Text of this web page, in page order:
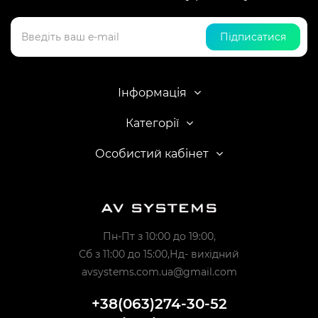
Підписатися
Інформація
Категорії
Особистий кабінет
Пн-Пт з 10:00 до 19:00,
Сб з 11:00 до 15:00,Нд- вихідний
avsystems.com.ua@gmail.com
+38(063)274-30-52